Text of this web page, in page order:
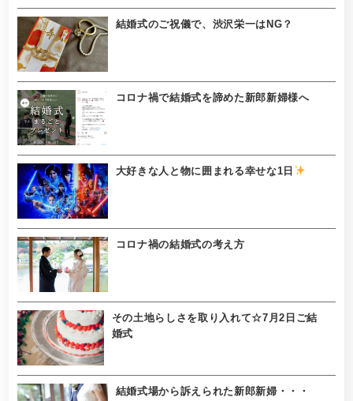
結婚式のご祝儀で、渋沢栄一はNG？
コロナ禍で結婚式を諦めた新郎新婦様へ
大好きな人と物に囲まれる幸せな1日
コロナ禍の結婚式の考え方
その土地らしさを取り入れて☆7月2日ご結
婚式
結婚式場から訴えられた新郎新婦・・・